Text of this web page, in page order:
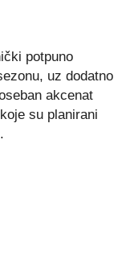
potpuno
uz dodatno
akcenat
su planirani